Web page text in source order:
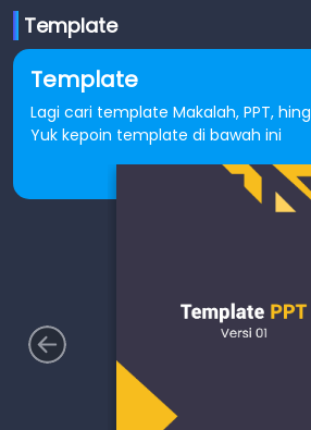
Template
Template
Lagi cari template Makalah, PPT,
Yuk kepoin template di bawah ini